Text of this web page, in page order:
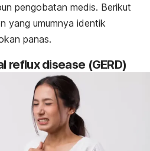
pengobatan medis. Berikut
yang umumnya identik
panas.
reflux disease (GERD)